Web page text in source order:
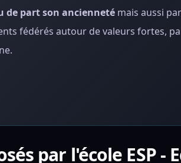
de part son ancienneté mais aussi
fédérés autour de valeurs fortes,
par l'école ESP -